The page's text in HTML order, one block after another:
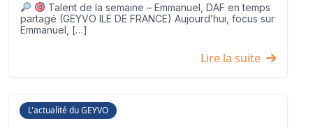
Talent de la semaine – Emmanuel, DAF en temps
partagé (GEYVO ILE DE FRANCE) Aujourd’hui, focus sur
Emmanuel, […]
Lire la suite
L'actualité du GEYVO